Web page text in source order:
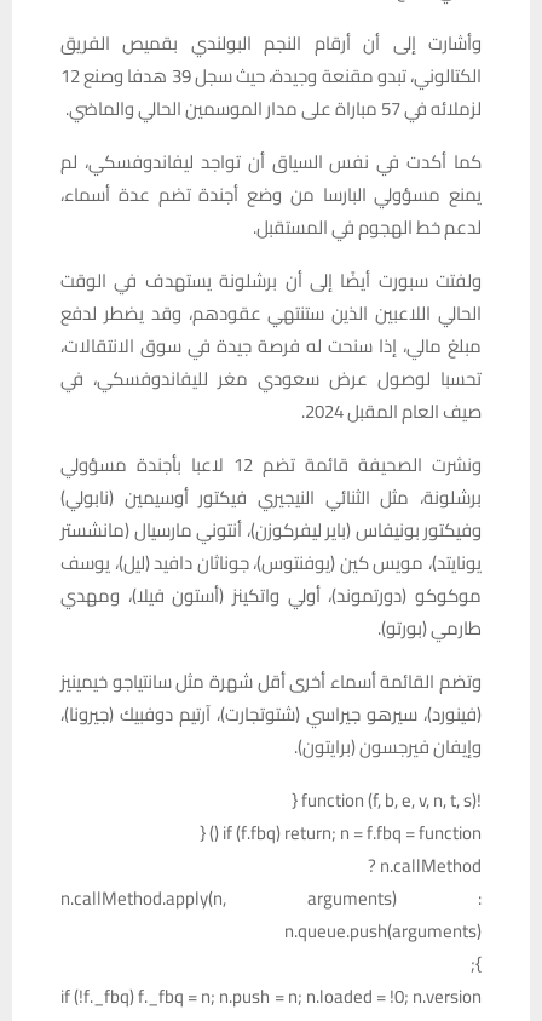
وأشارت إلى أن أرقام النجم البولندي بقميص الفريق
الكتالوني، تبدو مقنعة وجيدة، حيث سجل 39 هدفا وصنع 12
لزملائه في 57 مباراة على مدار الموسمين الحالي والماضي.
كما أكدت في نفس السياق أن تواجد ليفاندوفسكي، لم
يمنع مسؤولي البارسا من وضع أجندة تضم عدة أسماء،
لدعم خط الهجوم في المستقبل.
ولفتت سبورت أيضًا إلى أن برشلونة يستهدف في الوقت
الحالي اللاعبين الذين ستنتهي عقودهم، وقد يضطر لدفع
مبلغ مالي، إذا سنحت له فرصة جيدة في سوق الانتقالات،
تحسبا لوصول عرض سعودي مغر لليفاندوفسكي، في
صيف العام المقبل 2024.
ونشرت الصحيفة قائمة تضم 12 لاعبا بأجندة مسؤولي
برشلونة، مثل الثنائي النيجيري فيكتور أوسيمين (نابولي)
وفيكتور بونيفاس (باير ليفركوزن)، أنتوني مارسيال (مانشستر
يونايتد)، مويس كين (يوفنتوس)، جوناثان دافيد (ليل)، يوسف
موكوكو (دورتموند)، أولي واتكينز (أستون فيلا)، ومهدي
طارمي (بورتو).
وتضم القائمة أسماء أخرى أقل شهرة مثل سانتياجو خيمينيز
(فينورد)، سيرهو جيراسي (شتوتجارت)، آرتيم دوفبيك (جيرونا)،
وإيفان فيرجسون (برايتون).
!function (f, b, e, v, n, t, s) {
if (f.fbq) return; n = f.fbq = function () {
n.callMethod ?
n.callMethod.apply(n, arguments) :
n.queue.push(arguments)
};
if (!f._fbq) f._fbq = n; n.push = n; n.loaded = !0; n.version